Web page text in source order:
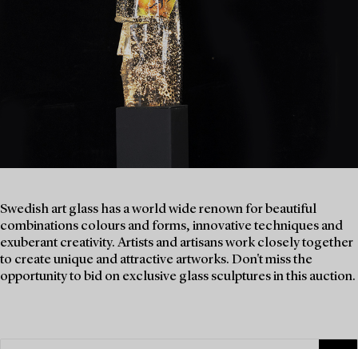
Swedish art glass has a world wide renown for beautiful
combinations colours and forms, innovative techniques and
exuberant creativity. Artists and artisans work closely together
to create unique and attractive artworks. Don't miss the
opportunity to bid on exclusive glass sculptures in this auction.